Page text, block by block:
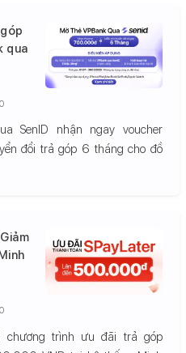
qua
SenID nhận ngay voucher
đổi trả góp 6 tháng cho đồ
chương trình ưu đãi trả góp